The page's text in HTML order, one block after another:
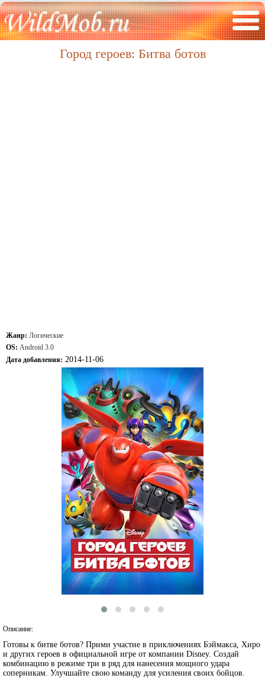
Город героев: Битва ботов
Жанр: Логические
OS: Android 3.0
Дата добавления: 2014-11-06
Описание:
Готовы к битве ботов? Прими участие в приключениях Бэймакса, Хиро
и других героев в официальной игре от компании Disney. Создай
комбинацию в режиме три в ряд для нанесения мощного удара
соперникам. Улучшайте свою команду для усиления своих бойцов.